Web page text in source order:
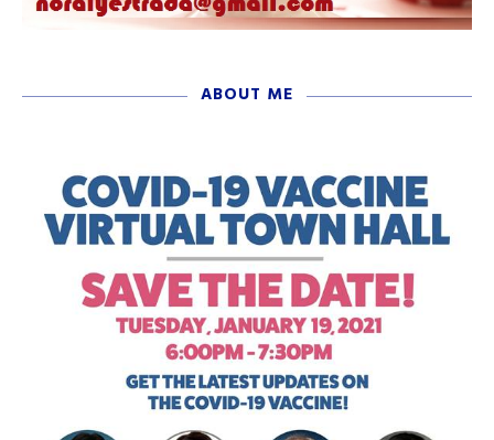
ABOUT ME